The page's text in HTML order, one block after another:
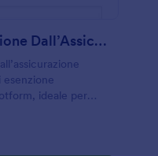
Dichiarazione Di Esenzione Dall’Assicurazione Viaggio
esenzione
ideale per
invio del modulo.